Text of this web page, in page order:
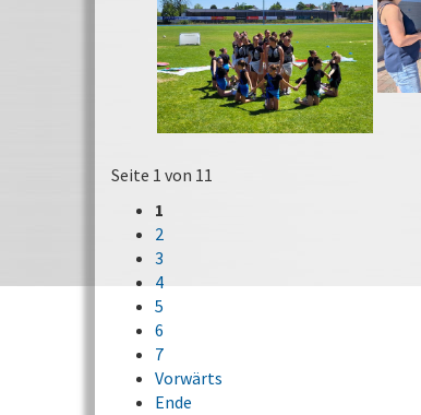
Seite 1 von 11
1
2
3
4
5
6
7
Vorwärts
Ende